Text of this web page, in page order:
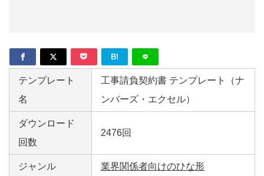
B!
テンプレート
名
工事請負契約書 テンプレート（ナ
ンバーズ・エクセル）
ダウンロード
回数
2476回
ジャンル 業界関係者向けのひな形